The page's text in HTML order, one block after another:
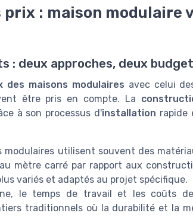
prix : maison modulaire
: deux approches, deux
des maisons modulaires avec celui
être pris en compte. La
à son processus d'installation rapide
modulaires utilisent souvent des
mètre carré par rapport aux
variés et adaptés au projet spécifique.
le temps de travail et les coûts
traditionnels où la durabilité et la